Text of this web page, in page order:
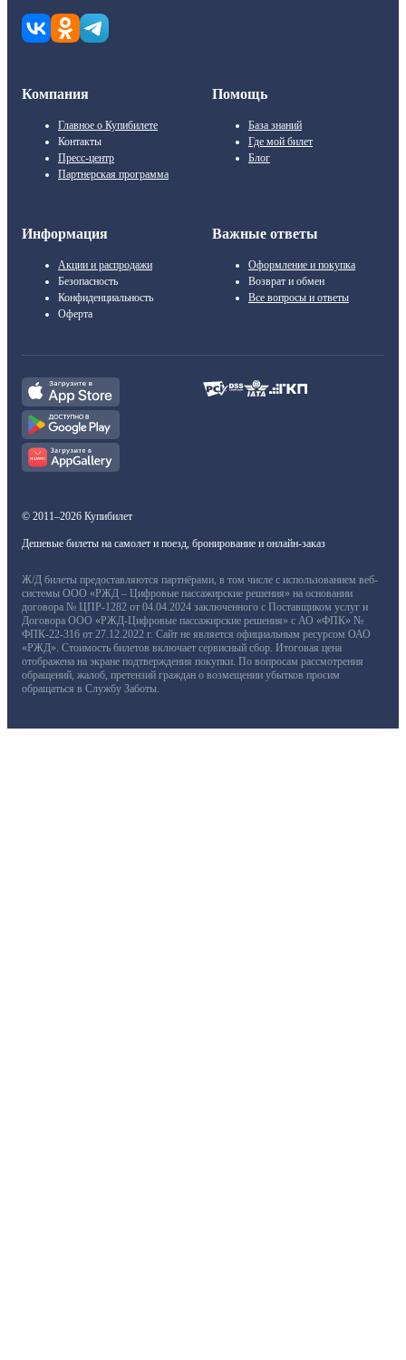
Компания
Главное о Купибилете
Контакты
Пресс-центр
Партнерская программа
Помощь
База знаний
Где мой билет
Блог
Информация
Акции и распродажи
Безопасность
Конфиденциальность
Оферта
Важные ответы
Оформление и покупка
Возврат и обмен
Все вопросы и ответы
© 2011–2026 Купибилет
Дешевые билеты на самолет и поезд, бронирование и онлайн-заказ
Ж/Д билеты предоставляются партнёрами, в том числе с использованием веб-
системы ООО «РЖД – Цифровые пассажирские решения» на основании
договора № ЦПР-1282 от 04.04.2024 заключенного с Поставщиком услуг и
Договора ООО «РЖД-Цифровые пассажирские решения» с АО «ФПК» №
ФПК-22-316 от 27.12.2022 г. Сайт не является официальным ресурсом ОАО
«РЖД». Стоимость билетов включает сервисный сбор. Итоговая цена
отображена на экране подтверждения покупки. По вопросам рассмотрения
обращений, жалоб, претензий граждан о возмещении убытков просим
обращаться в Службу Заботы.